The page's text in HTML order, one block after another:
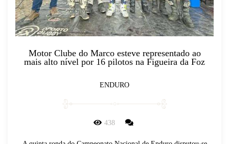
Motor Clube do Marco esteve representado ao
mais alto nível por 16 pilotos na Figueira da Foz
ENDURO
438